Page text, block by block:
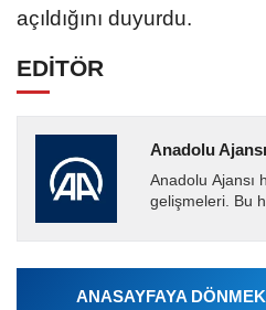
açıldığını duyurdu.
EDİTÖR
Anadolu Ajansı
Anadolu Ajansı
gelişmeleri. Bu
tarafından
ANASAYFAYA